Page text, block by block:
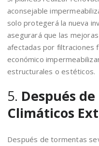
aconsejable
solo protegerá la nueva
asegurará que las
afectadas por filtraciones
económico
estructurales o estéticos.
5. Después
Climáticos
Después de tormentas